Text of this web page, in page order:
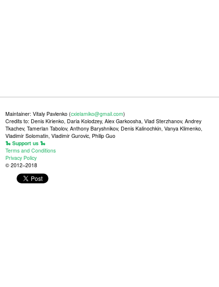
Maintainer: Vitaly Pavlenko (cxielamiko@gmail.com)
Credits to: Denis Kirienko, Daria Kolodzey, Alex Garkoosha, Vlad Sterzhanov, Andrey
Tkachev, Tamerlan Tabolov, Anthony Baryshnikov, Denis Kalinochkin, Vanya Klimenko,
Vladimir Solomatin, Vladimir Gurovic, Philip Guo
🐍 Support us 🐍
Terms and Conditions
Privacy Policy
© 2012–2018